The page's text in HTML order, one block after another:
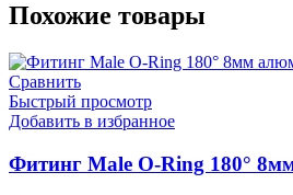
Похожие товары
Сравнить
Быстрый просмотр
Добавить в избранное
Фитинг Male O-Ring 180°